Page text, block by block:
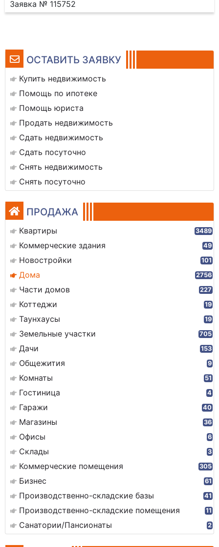
ОСТАВИТЬ ЗАЯВКУ
Купить недвижимость
Помощь по ипотеке
Помощь юриста
Продать недвижимость
Сдать недвижимость
Сдать посуточно
Снять недвижимость
Снять посуточно
ПРОДАЖА
Квартиры 3489
Коммерческие здания 49
Новостройки 101
Дома 2756
Части домов 227
Коттеджи 19
Таунхаусы 19
Земельные участки 705
Дачи 153
Общежития 9
Комнаты 51
Гостиница 4
Гаражи 40
Магазины 36
Офисы 6
Склады 3
Коммерческие помещения 305
Бизнес 61
Производственно-складские базы 41
Производственно-складские помещения 11
Санатории/Пансионаты 2
Заявка № 115752